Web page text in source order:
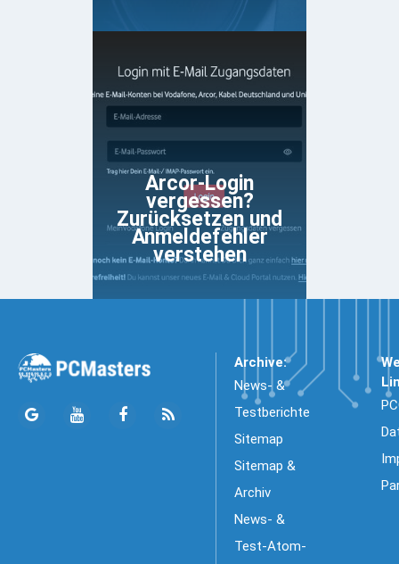
Arcor-Login
vergessen?
Zurücksetzen und
Anmeldefehler
verstehen
Archive:
News- &
Testberichte
Sitemap
Sitemap &
Archiv
News- &
Test-Atom-